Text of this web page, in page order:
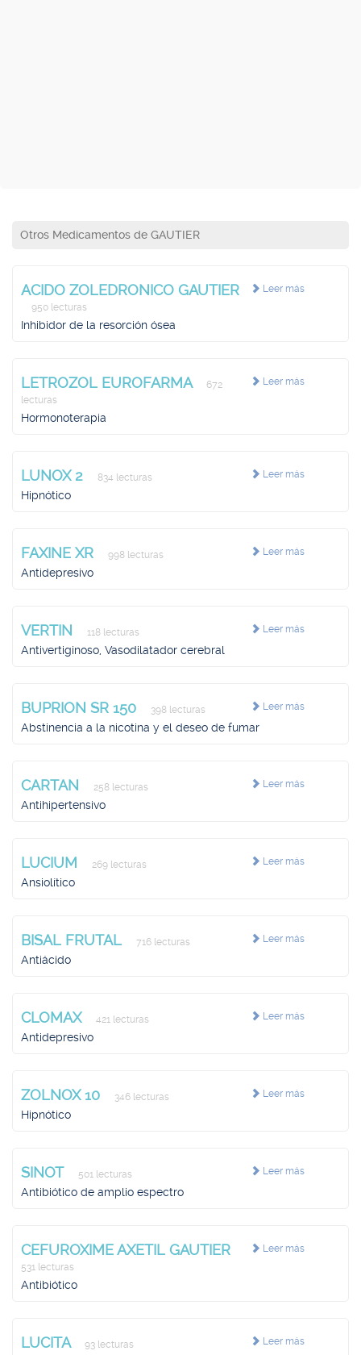
Otros Medicamentos de GAUTIER
Leer más
ACIDO ZOLEDRONICO GAUTIER
950 lecturas
Inhibidor de la resorción ósea
Leer más
LETROZOL EUROFARMA
672
lecturas
Hormonoterapia
Leer más
LUNOX 2 834 lecturas
Hipnótico
Leer más
FAXINE XR 998 lecturas
Antidepresivo
Leer más
VERTIN 118 lecturas
Antivertiginoso, Vasodilatador cerebral
Leer más
BUPRION SR 150 398 lecturas
Abstinencia a la nicotina y el deseo de fumar
Leer más
CARTAN 258 lecturas
Antihipertensivo
Leer más
LUCIUM 269 lecturas
Ansiolítico
Leer más
BISAL FRUTAL 716 lecturas
Antiácido
Leer más
CLOMAX 421 lecturas
Antidepresivo
Leer más
ZOLNOX 10 346 lecturas
Hipnótico
Leer más
SINOT 501 lecturas
Antibiótico de amplio espectro
Leer más
CEFUROXIME AXETIL GAUTIER
531 lecturas
Antibiótico
Leer más
LUCITA 93 lecturas